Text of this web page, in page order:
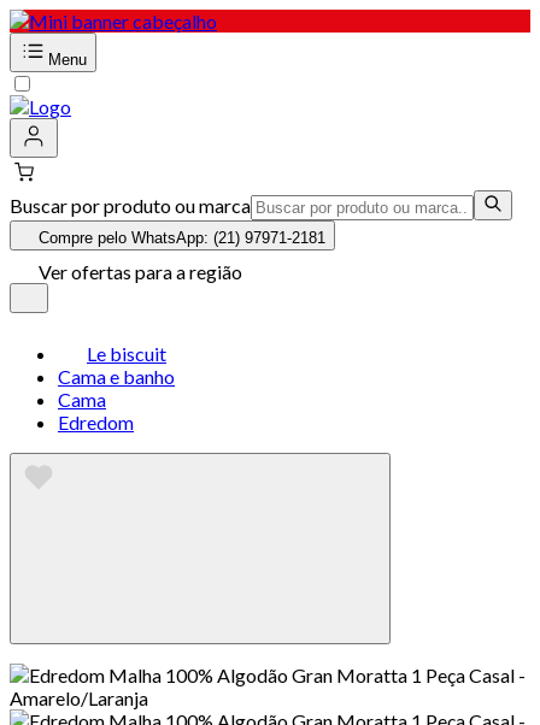
Menu
Buscar por produto ou marca
Compre pelo WhatsApp: (21) 97971-2181
Ver ofertas para a região
Le biscuit
Cama e banho
Cama
Edredom